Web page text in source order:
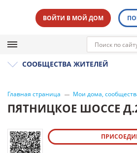
ВОЙТИ В МОЙ ДОМ
СООБЩЕСТВА ЖИТЕЛЕЙ
Главная страница Мои дома,
ПЯТНИЦКОЕ ШОССЕ